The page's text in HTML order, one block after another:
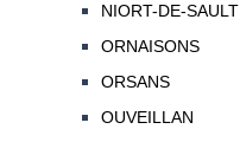
NIORT-DE-SAULT
ORNAISONS
ORSANS
OUVEILLAN